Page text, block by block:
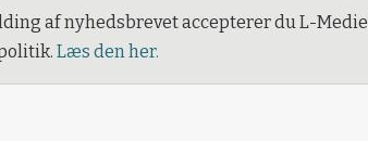
af nyhedsbrevet accepterer du L-
Læs den her.